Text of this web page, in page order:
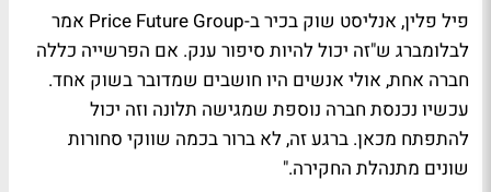
פיל פלין, אנליסט שוק בכיר ב-Price Future Group אמר
לבלומברג ש"זה יכול להיות סיפור ענק. אם הפרשייה כללה
חברה אחת, אולי אנשים היו חושבים שמדובר בשוק אחד.
עכשיו נכנסת חברה נוספת שמגישה תלונה וזה יכול
להתפתח מכאן. ברגע זה, לא ברור בכמה שווקי סחורות
שונים מתנהלת החקירה."